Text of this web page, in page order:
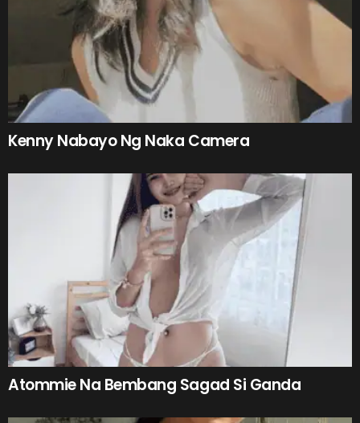
Kenny Nabayo Ng Naka Camera
Atommie Na Bembang Sagad Si Ganda